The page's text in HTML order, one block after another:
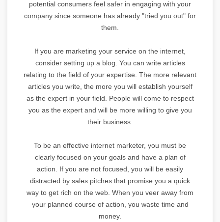
potential consumers feel safer in engaging with your
company since someone has already "tried you out" for
them.
If you are marketing your service on the internet,
consider setting up a blog. You can write articles
relating to the field of your expertise. The more relevant
articles you write, the more you will establish yourself
as the expert in your field. People will come to respect
you as the expert and will be more willing to give you
their business.
To be an effective internet marketer, you must be
clearly focused on your goals and have a plan of
action. If you are not focused, you will be easily
distracted by sales pitches that promise you a quick
way to get rich on the web. When you veer away from
your planned course of action, you waste time and
money.